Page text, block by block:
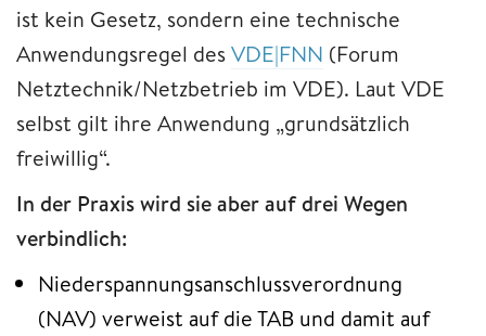
ist kein Gesetz, sondern eine technische
Anwendungsregel desVDE|FNN (Forum
Netztechnik/Netzbetrieb im VDE). Laut VDE
selbst gilt ihre Anwendung „grundsätzlich
freiwillig“.
In der Praxis wird sie aber auf drei Wegen
verbindlich:
Niederspannungsanschlussverordnung
(NAV) verweist auf die TAB und damit auf